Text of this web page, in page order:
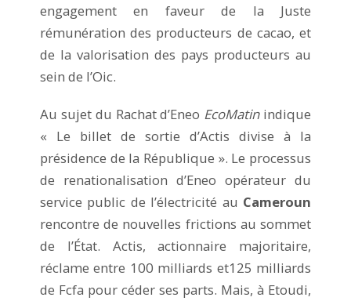
engagement en faveur de la Juste
rémunération des producteurs de cacao, et
de la valorisation des pays producteurs au
sein de l’Oic.
Au sujet du Rachat d’Eneo EcoMatinindique
« Le billet de sortie d’Actis divise à la
présidence de la République ». Le processus
de renationalisation d’Eneo opérateur du
service public de l’électricité au Cameroun
rencontre de nouvelles frictions au sommet
de l’État. Actis, actionnaire majoritaire,
réclame entre 100 milliards et125 milliards
de Fcfa pour céder ses parts. Mais, à Etoudi,